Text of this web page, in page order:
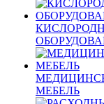
МЕБЕЛЬ